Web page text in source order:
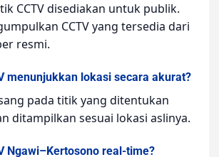
CCTV disediakan untuk publik.
CCTV yang tersedia dari
resmi.
menunjukkan lokasi secara akurat?
pada titik yang ditentukan
ditampilkan sesuai lokasi aslinya.
Ngawi–Kertosono real-time?